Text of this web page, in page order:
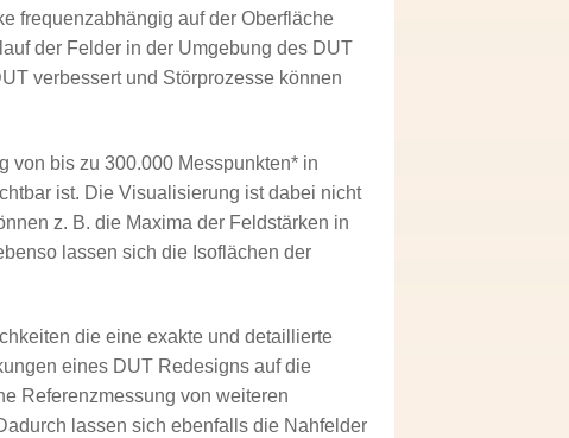
frequenzabhängig auf der Oberfläche
der Felder in der Umgebung des DUT
verbessert und Störprozesse können
von bis zu 300.000 Messpunkten* in
ist. Die Visualisierung ist dabei nicht
z. B. die Maxima der Feldstärken in
lassen sich die Isoflächen der
die eine exakte und detaillierte
eines DUT Redesigns auf die
Referenzmessung von weiteren
lassen sich ebenfalls die Nahfelder